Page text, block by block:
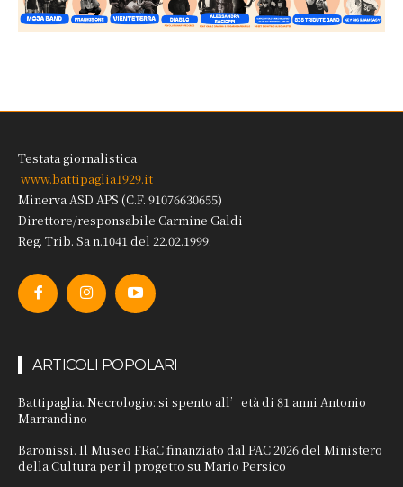
Testata giornalistica
www.battipaglia1929.it
Minerva ASD APS (C.F. 91076630655)
Direttore/responsabile Carmine Galdi
Reg. Trib. Sa n.1041 del 22.02.1999.
ARTICOLI POPOLARI
Battipaglia. Necrologio: si spento all’età di 81 anni Antonio
Marrandino
Baronissi. Il Museo FRaC finanziato dal PAC 2026 del Ministero
della Cultura per il progetto su Mario Persico